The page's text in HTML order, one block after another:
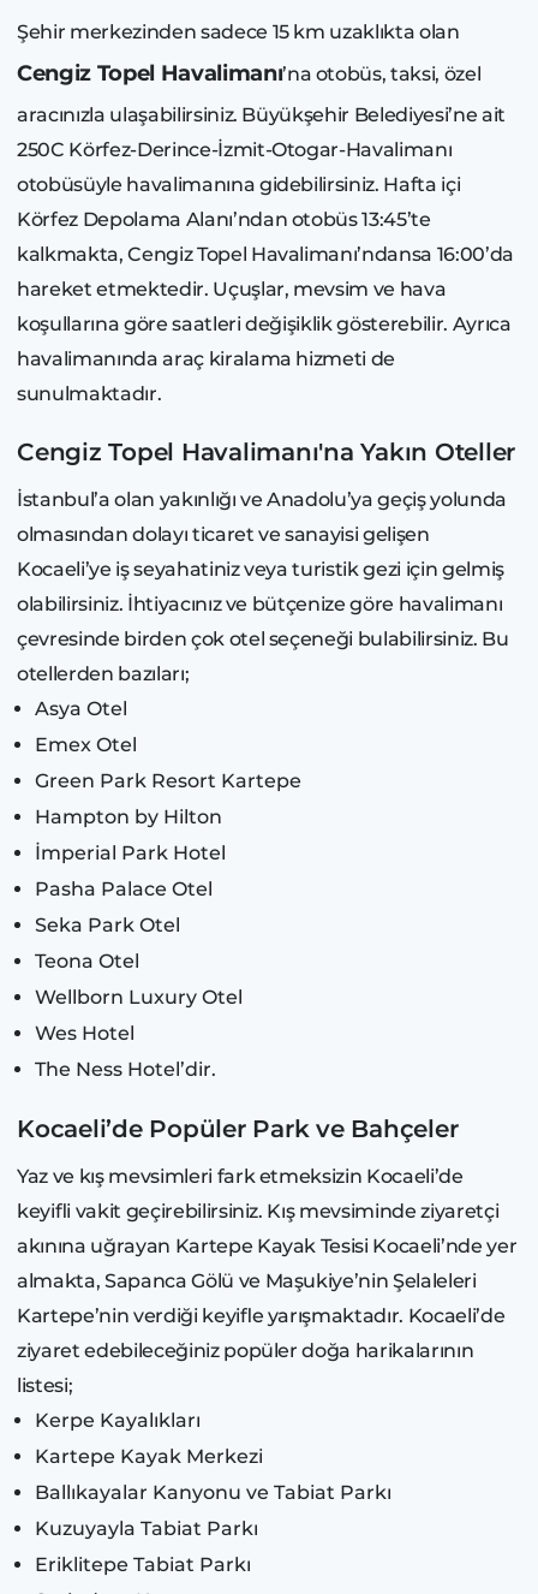
Şehir merkezinden sadece 15 km uzaklıkta olan
Cengiz Topel Havalimanı’na otobüs, taksi, özel
aracınızla ulaşabilirsiniz. Büyükşehir Belediyesi’ne ait
250C Körfez-Derince-İzmit-Otogar-Havalimanı
otobüsüyle havalimanına gidebilirsiniz. Hafta içi
Körfez Depolama Alanı’ndan otobüs 13:45’te
kalkmakta, Cengiz Topel Havalimanı’ndansa 16:00’da
hareket etmektedir. Uçuşlar, mevsim ve hava
koşullarına göre saatleri değişiklik gösterebilir. Ayrıca
havalimanında araç kiralama hizmeti de
sunulmaktadır.
Cengiz Topel Havalimanı'na Yakın Oteller
İstanbul’a olan yakınlığı ve Anadolu’ya geçiş yolunda
olmasından dolayı ticaret ve sanayisi gelişen
Kocaeli’ye iş seyahatiniz veya turistik gezi için gelmiş
olabilirsiniz. İhtiyacınız ve bütçenize göre havalimanı
çevresinde birden çok otel seçeneği bulabilirsiniz. Bu
otellerden bazıları;
Asya Otel
Emex Otel
Green Park Resort Kartepe
Hampton by Hilton
İmperial Park Hotel
Pasha Palace Otel
Seka Park Otel
Teona Otel
Wellborn Luxury Otel
Wes Hotel
The Ness Hotel’dir.
Kocaeli’de Popüler Park ve Bahçeler
Yaz ve kış mevsimleri fark etmeksizin Kocaeli’de
keyifli vakit geçirebilirsiniz. Kış mevsiminde ziyaretçi
akınına uğrayan Kartepe Kayak Tesisi Kocaeli’nde yer
almakta, Sapanca Gölü ve Maşukiye’nin Şelaleleri
Kartepe’nin verdiği keyifle yarışmaktadır. Kocaeli’de
ziyaret edebileceğiniz popüler doğa harikalarının
listesi;
Kerpe Kayalıkları
Kartepe Kayak Merkezi
Ballıkayalar Kanyonu ve Tabiat Parkı
Kuzuyayla Tabiat Parkı
Eriklitepe Tabiat Parkı